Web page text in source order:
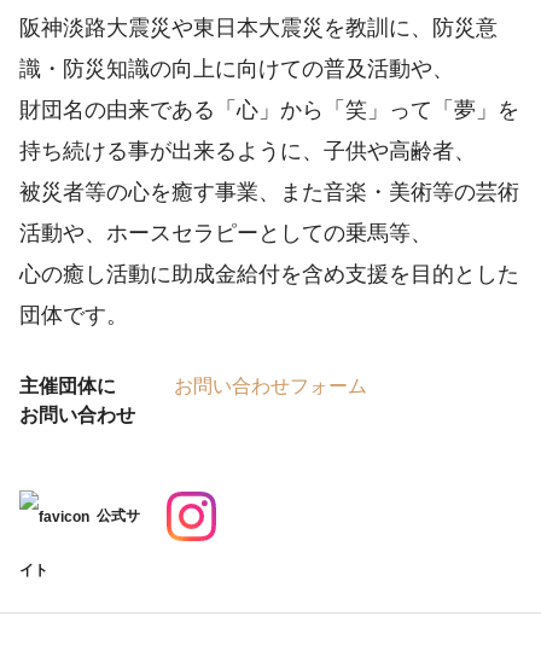
阪神淡路大震災や東日本大震災を教訓に、防災意
識・防災知識の向上に向けての普及活動や、
財団名の由来である「心」から「笑」って「夢」を
持ち続ける事が出来るように、子供や高齢者、
被災者等の心を癒す事業、また音楽・美術等の芸術
活動や、ホースセラピーとしての乗馬等、
心の癒し活動に助成金給付を含め支援を目的とした
団体です。
主催団体に
お問い合わせ
お問い合わせフォーム
公式サ
イト